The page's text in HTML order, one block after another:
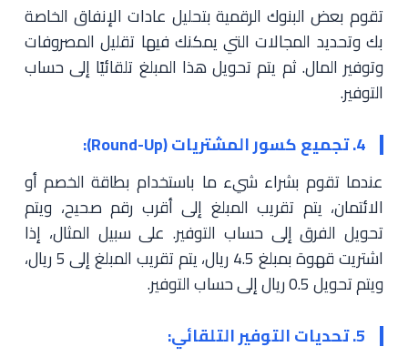
تقوم بعض البنوك الرقمية بتحليل عادات الإنفاق الخاصة
بك وتحديد المجالات التي يمكنك فيها تقليل المصروفات
وتوفير المال. ثم يتم تحويل هذا المبلغ تلقائيًا إلى حساب
التوفير.
4. تجميع كسور المشتريات (Round-Up):
عندما تقوم بشراء شيء ما باستخدام بطاقة الخصم أو
الائتمان، يتم تقريب المبلغ إلى أقرب رقم صحيح، ويتم
تحويل الفرق إلى حساب التوفير. على سبيل المثال، إذا
اشتريت قهوة بمبلغ 4.5 ريال، يتم تقريب المبلغ إلى 5 ريال،
ويتم تحويل 0.5 ريال إلى حساب التوفير.
5. تحديات التوفير التلقائي: